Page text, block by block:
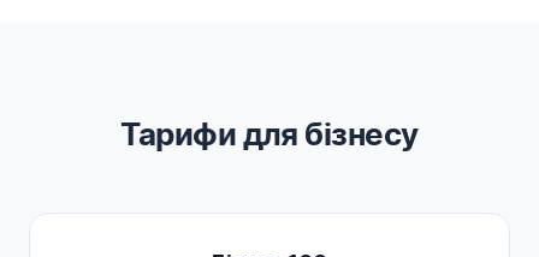
Тарифи для бізнесу